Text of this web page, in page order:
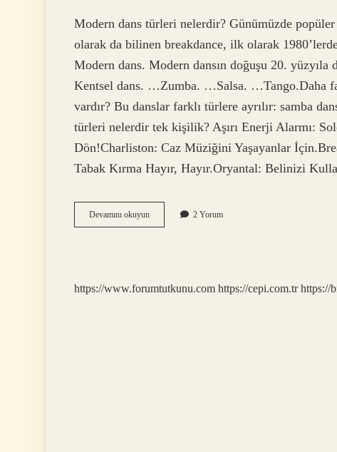
Modern dans türleri nelerdir? Günümüzde
olarak da bilinen breakdance, ilk olarak
Modern dans. Modern dansın doğuşu 20.
Kentsel dans. …Zumba. …Salsa. …Tango.Daha
vardır? Bu danslar farklı türlere ayrılır: samba
türleri nelerdir tek kişilik? Aşırı Enerji Alarmı:
Dön!Charliston: Caz Müziğini Yaşayanlar
Tabak Kırma Hayır, Hayır.Oryantal: Belinizi
Devamını okuyunBir
Modern
2 Yorum
https://www.forumtutkunu.com https://cepi.com.tr https://